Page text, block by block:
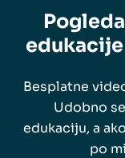
Besplatne
Udobno
edukaciju, a
po